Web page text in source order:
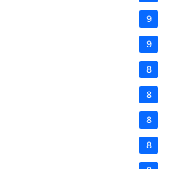
9
9
8
8
8
8